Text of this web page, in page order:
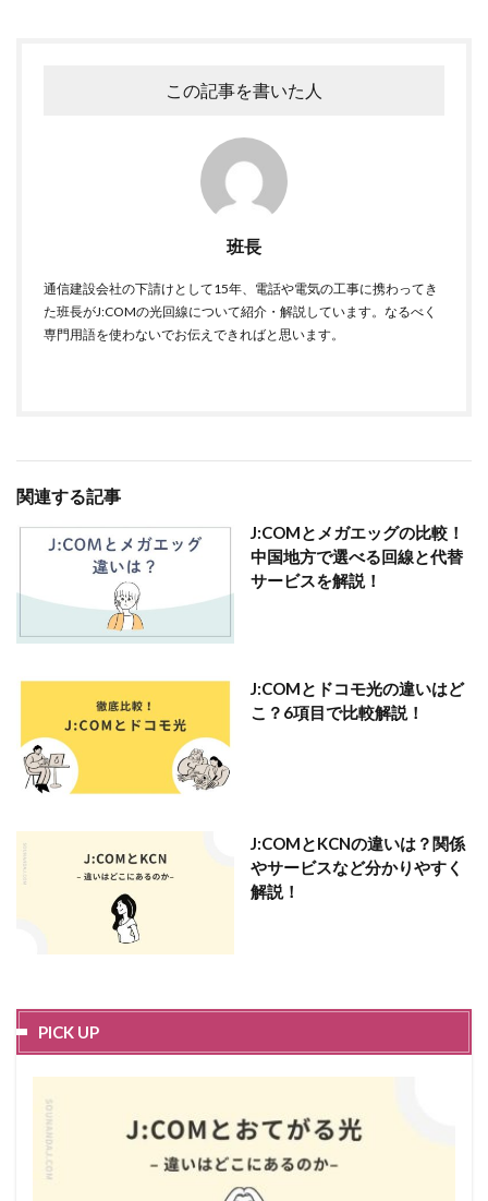
この記事を書いた人
班長
通信建設会社の下請けとして15年、電話や電気の工事に携わってき
た班長がJ:COMの光回線について紹介・解説しています。なるべく
専門用語を使わないでお伝えできればと思います。
関連する記事
J:COMとメガエッグの比較！
中国地方で選べる回線と代替
サービスを解説！
J:COMとドコモ光の違いはど
こ？6項目で比較解説！
J:COMとKCNの違いは？関係
やサービスなど分かりやすく
解説！
PICK UP